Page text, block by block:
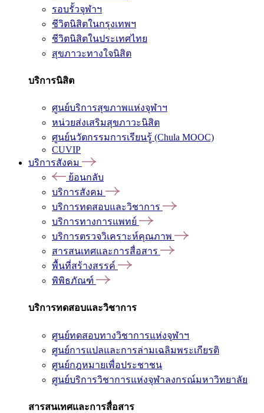
รอบรั้วจุฬาฯ
ชีวิตนิสิตในกรุงเทพฯ
ชีวิตนิสิตในประเทศไทย
สุขภาวะทางใจนิสิต
บริการนิสิต
ศูนย์บริการสุขภาพแห่งจุฬาฯ
หน่วยส่งเสริมสุขภาวะนิสิต
ศูนย์นวัตกรรมการเรียนรู้ (Chula MOOC)
CUVIP
บริการสังคม
ย้อนกลับ
บริการสังคม
บริการทดสอบและวิชาการ
บริการทางการแพทย์
บริการตรวจวิเคราะห์คุณภาพ
สารสนเทศและการสื่อสาร
พื้นที่สร้างสรรค์
พิพิธภัณฑ์
บริการทดสอบและวิชาการ
ศูนย์ทดสอบทางวิชาการแห่งจุฬาฯ
ศูนย์การแปลและการล่ามเฉลิมพระเกียรติ
ศูนย์กฎหมายเพื่อประชาชน
ศูนย์บริการวิชาการแห่งจุฬาลงกรณ์มหาวิทยาลัย
สารสนเทศและการสื่อสาร